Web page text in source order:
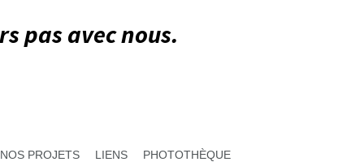
pas avec nous.
NOS PROJETS LIENS PHOTOTHÈQUE